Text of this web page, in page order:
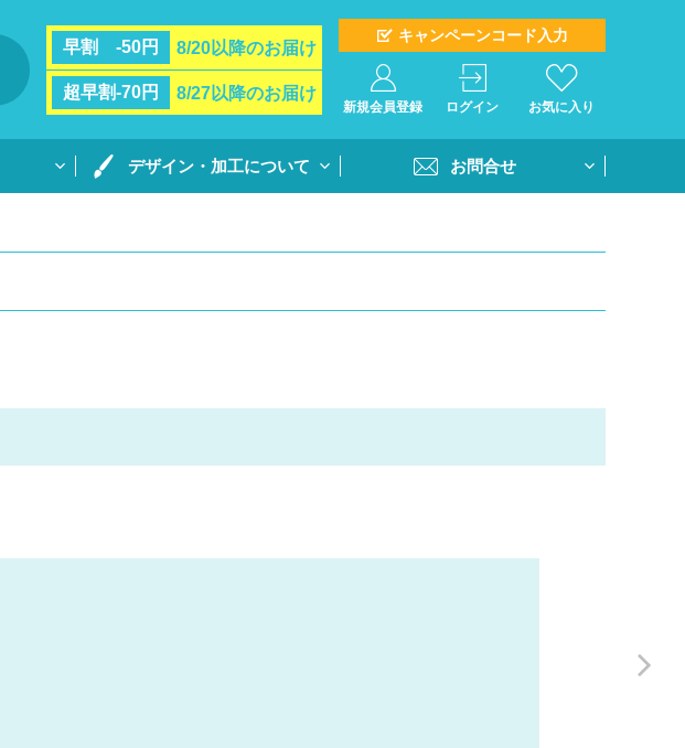
早割 -50円 8/20以降のお届け
超早割-70円 8/27以降のお届け
キャンペーンコード入力
新規会員登録 ログイン お気に入り
デザイン・加工について
注文書・原稿用紙のダウンロ
お問合せ